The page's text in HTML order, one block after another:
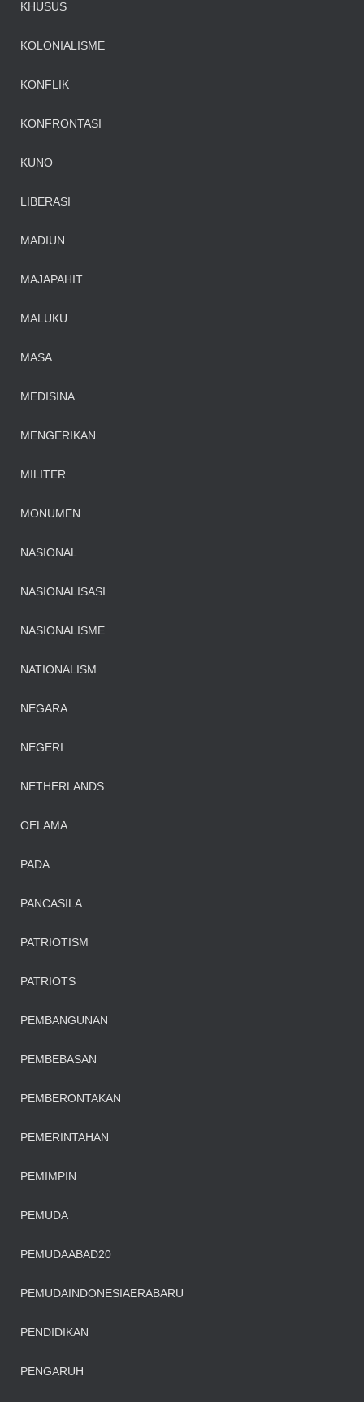
KHUSUS
KOLONIALISME
KONFLIK
KONFRONTASI
KUNO
LIBERASI
MADIUN
MAJAPAHIT
MALUKU
MASA
MEDISINA
MENGERIKAN
MILITER
MONUMEN
NASIONAL
NASIONALISASI
NASIONALISME
NATIONALISM
NEGARA
NEGERI
NETHERLANDS
OELAMA
PADA
PANCASILA
PATRIOTISM
PATRIOTS
PEMBANGUNAN
PEMBEBASAN
PEMBERONTAKAN
PEMERINTAHAN
PEMIMPIN
PEMUDA
PEMUDAABAD20
PEMUDAINDONESIAERABARU
PENDIDIKAN
PENGARUH